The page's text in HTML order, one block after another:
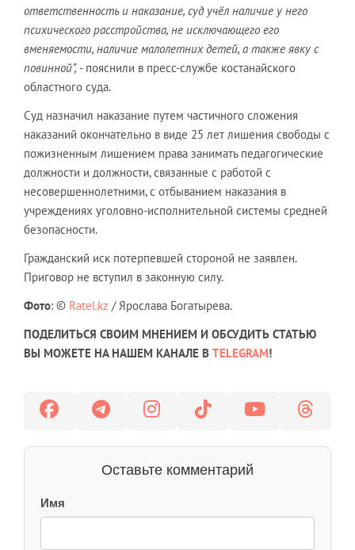
ответственность и наказание, суд учёл наличие у него
психического расстройства, не исключающего его
вменяемости, наличие малолетних детей, а также явку с
повинной”, - пояснили в пресс-службе костанайского
областного суда.
Суд назначил наказание путем частичного сложения
наказаний окончательно в виде 25 лет лишения свободы с
пожизненным лишением права занимать педагогические
должности и должности, связанные с работой с
несовершеннолетними, с отбыванием наказания в
учреждениях уголовно-исполнительной системы средней
безопасности.
Гражданский иск потерпевшей стороной не заявлен.
Приговор не вступил в законную силу.
Фото: © Ratel.kz / Ярослава Богатырева.
ПОДЕЛИТЬСЯ СВОИМ МНЕНИЕМ И ОБСУДИТЬ СТАТЬЮ
ВЫ МОЖЕТЕ НА НАШЕМ КАНАЛЕ В TELEGRAM!
Оставьте комментарий
Имя